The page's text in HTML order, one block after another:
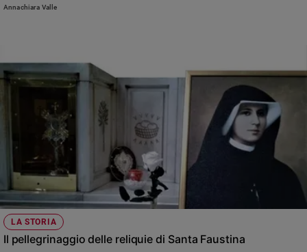
Annachiara Valle
LA STORIA
Il pellegrinaggio delle reliquie di Santa Faustina